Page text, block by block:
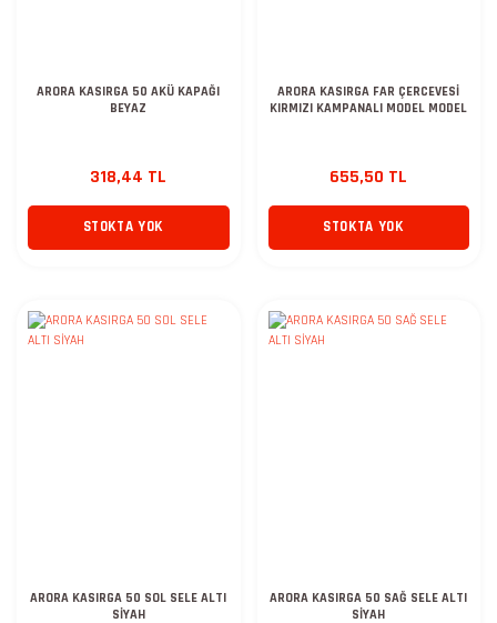
ARORA KASIRGA 50 AKÜ KAPAĞI
BEYAZ
318,44 TL
STOKTA YOK
ARORA KASIRGA FAR ÇERCEVESİ
KIRMIZI KAMPANALI MODEL MODEL
655,50 TL
STOKTA YOK
ARORA KASIRGA 50 SOL SELE ALTI
SİYAH
ARORA KASIRGA 50 SAĞ SELE ALTI
SİYAH